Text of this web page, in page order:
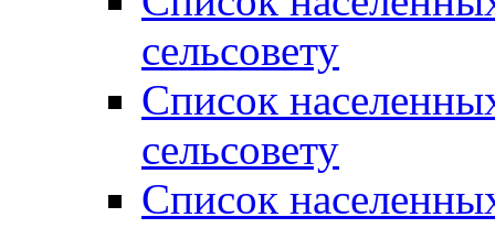
сельсовету
Список
сельсовету
Список